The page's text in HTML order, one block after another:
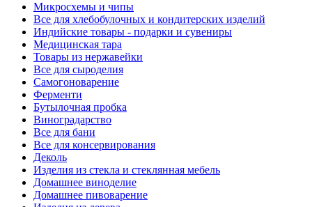
Микросхемы и чипы
Все для хлебобулочных и кондитерских изделий
Индийские товары - подарки и сувениры
Медицинская тара
Товары из нержавейки
Все для сыроделия
Самогоноварение
Ферменти
Бутылочная пробка
Виноградарство
Все для бани
Все для консервирования
Деколь
Изделия из стекла и стеклянная мебель
Домашнее виноделие
Домашнее пивоварение